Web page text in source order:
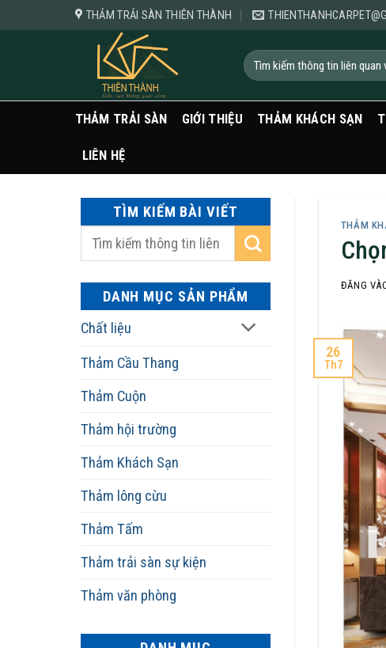
qua
THẢM TRẢI SÀN THIÊN THÀNH
Tìm
kiếm:
THẢM TRẢI SÀN GIỚI THIỆU THẢM KHÁCH SẠN
LIÊN HỆ
TÌM KIẾM BÀI VIẾT
DANH MỤC SẢN PHẨM
Chất liệu
Thảm Cầu Thang
Thảm Cuộn
Thảm hội trường
Thảm Khách Sạn
Thảm lông cừu
Thảm Tấm
Thảm trải sàn sự kiện
Thảm văn phòng
THẢM
ĐĂNG
26
Th7